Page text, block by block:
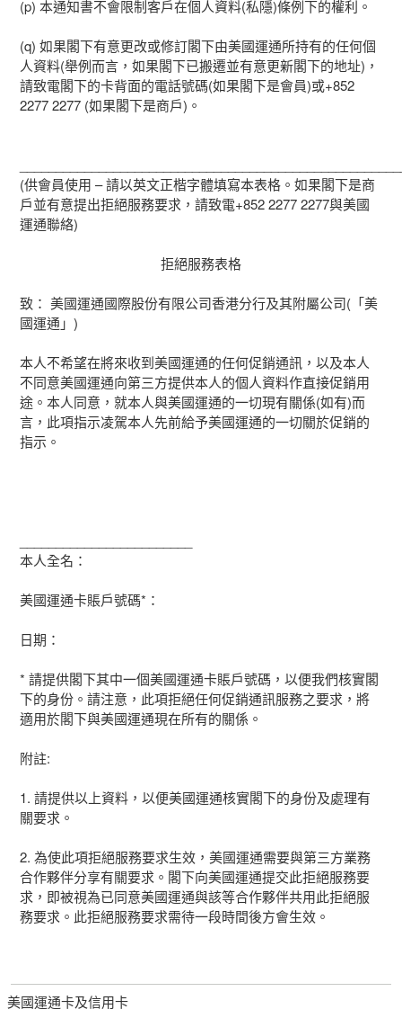
(p) 本通知書不會限制客戶在個人資料(私隱)條例下的權利。
(q) 如果閣下有意更改或修訂閣下由美國運通所持有的任何個
人資料(舉例而言，如果閣下已搬遷並有意更新閣下的地址)，
請致電閣下的卡背面的電話號碼(如果閣下是會員)或+852
2277 2277 (如果閣下是商戶)。
(供會員使用 – 請以英文正楷字體填寫本表格。如果閣下是商
戶並有意提出拒絕服務要求，請致電+852 2277 2277與美國
運通聯絡)
拒絕服務表格
致： 美國運通國際股份有限公司香港分行及其附屬公司(「美
國運通」)
本人不希望在將來收到美國運通的任何促銷通訊，以及本人
不同意美國運通向第三方提供本人的個人資料作直接促銷用
途。本人同意，就本人與美國運通的一切現有關係(如有)而
言，此項指示凌駕本人先前給予美國運通的一切關於促銷的
指示。
本人全名：
美國運通卡賬戶號碼*：
日期：
* 請提供閣下其中一個美國運通卡賬戶號碼，以便我們核實閣
下的身份。請注意，此項拒絕任何促銷通訊服務之要求，將
適用於閣下與美國運通現在所有的關係。
附註:
1. 請提供以上資料，以便美國運通核實閣下的身份及處理有
關要求。
2. 為使此項拒絕服務要求生效，美國運通需要與第三方業務
合作夥伴分享有關要求。閣下向美國運通提交此拒絕服務要
求，即被視為已同意美國運通與該等合作夥伴共用此拒絕服
務要求。此拒絕服務要求需待一段時間後方會生效。
美國運通卡及信用卡